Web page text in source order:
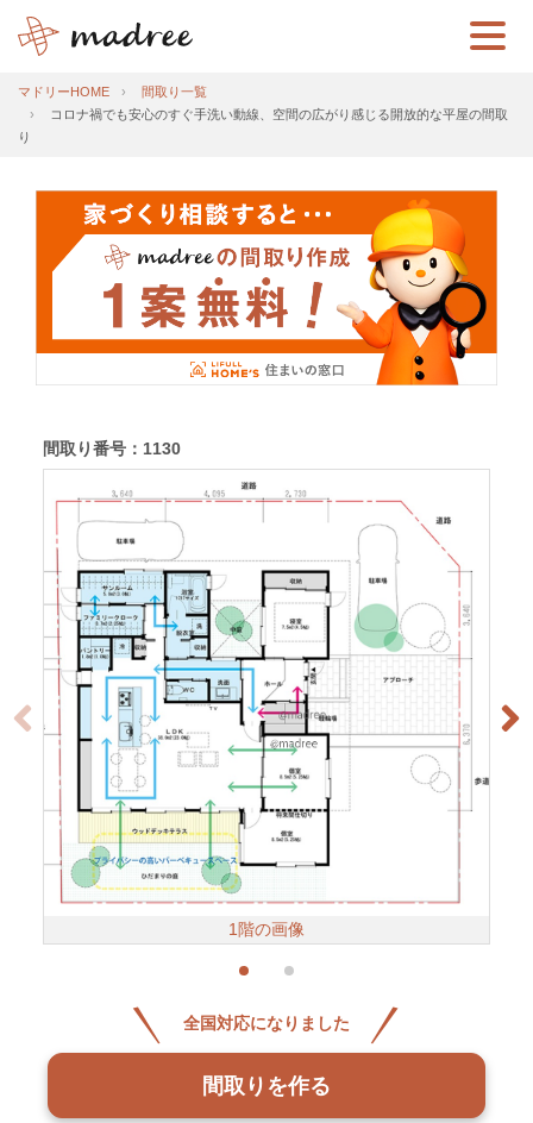
マドリーHOME
間取り一覧
コロナ禍でも安心のすぐ手洗い動線、空間の広がり感じる開放的な平屋の間取
り
間取り番号：1130
1階の画像
全国対応になりました
間取りを作る